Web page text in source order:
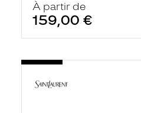
À partir de
159,00 €